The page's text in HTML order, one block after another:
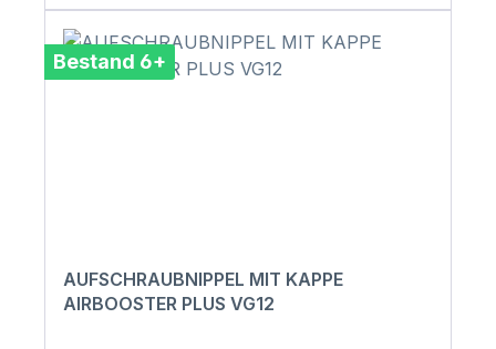
Bestand 6+
AUFSCHRAUBNIPPEL MIT KAPPE
AIRBOOSTER PLUS VG12